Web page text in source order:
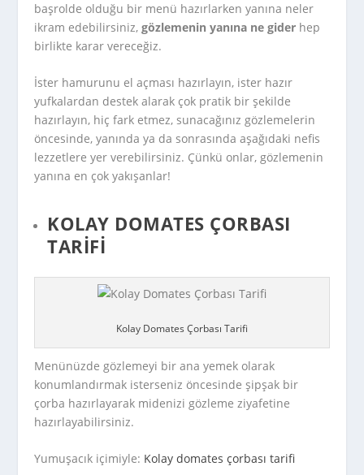
başrolde olduğu bir menü hazırlarken yanına neler
ikram edebilirsiniz,gözlemenin yanına ne gider hep
birlikte karar vereceğiz.
İster hamurunu el açması hazırlayın, ister hazır
yufkalardan destek alarak çok pratik bir şekilde
hazırlayın, hiç fark etmez, sunacağınız gözlemelerin
öncesinde, yanında ya da sonrasında aşağıdaki nefis
lezzetlere yer verebilirsiniz. Çünkü onlar, gözlemenin
yanına en çok yakışanlar!
KOLAY DOMATES ÇORBASI
TARIFI
Kolay Domates Çorbası Tarifi
Menünüzde gözlemeyi bir ana yemek olarak
konumlandırmak isterseniz öncesinde şipşak bir
çorba hazırlayarak midenizi gözleme ziyafetine
hazırlayabilirsiniz.
Yumuşacık içimiyle: Kolay domates çorbası tarifi